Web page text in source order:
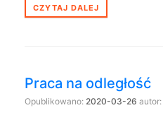
CZYTAJ DALEJ
Praca na odległość
Opublikowano: 2020-03-26 autor: